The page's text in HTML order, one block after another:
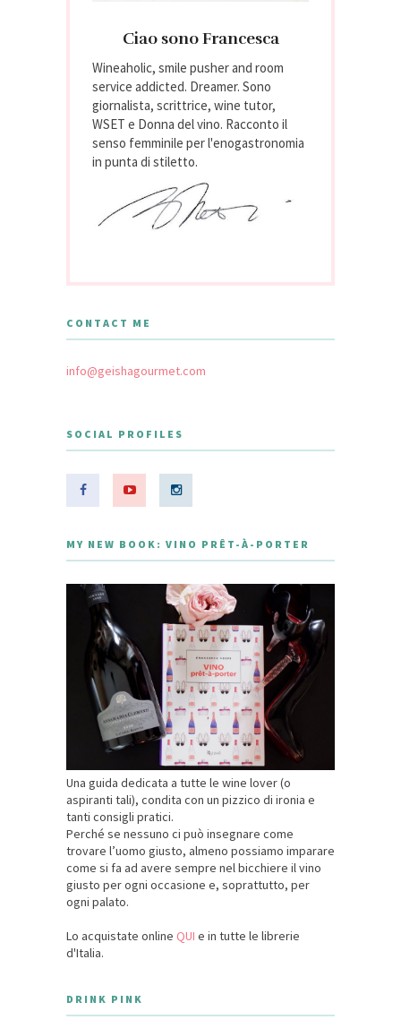
Ciao sono Francesca
Wineaholic, smile pusher and room
service addicted. Dreamer. Sono
giornalista, scrittrice, wine tutor,
WSET e Donna del vino. Racconto il
senso femminile per l'enogastronomia
in punta di stiletto.
CONTACT ME
info@geishagourmet.com
SOCIAL PROFILES
MY NEW BOOK: VINO PRÊT-À-PORTER
Una guida dedicata a tutte le wine lover (o
aspiranti tali), condita con un pizzico di ironia e
tanti consigli pratici.
Perché se nessuno ci può insegnare come
trovare l’uomo giusto, almeno possiamo imparare
come si fa ad avere sempre nel bicchiere il vino
giusto per ogni occasione e, soprattutto, per
ogni palato.
Lo acquistate online QUI e in tutte le librerie
d'Italia.
DRINK PINK